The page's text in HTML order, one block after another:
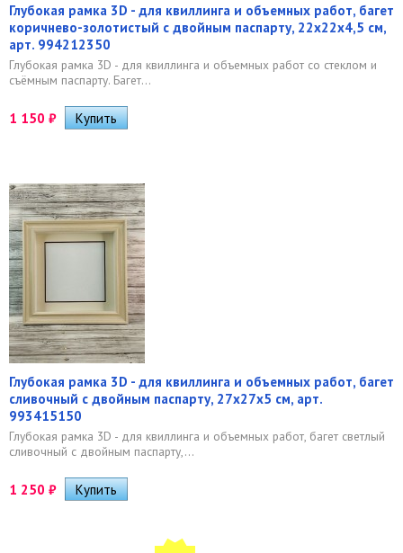
Глубокая рамка 3D - для квиллинга и объемных работ, багет
коричнево-золотистый с двойным паспарту, 22х22х4,5 см,
арт. 994212350
Глубокая рамка 3D - для квиллинга и объемных работ со стеклом и
съёмным паспарту. Багет...
1 150 ₽
Глубокая рамка 3D - для квиллинга и объемных работ, багет
сливочный с двойным паспарту, 27х27х5 см, арт.
993415150
Глубокая рамка 3D - для квиллинга и объемных работ, багет светлый
сливочный с двойным паспарту,...
1 250 ₽